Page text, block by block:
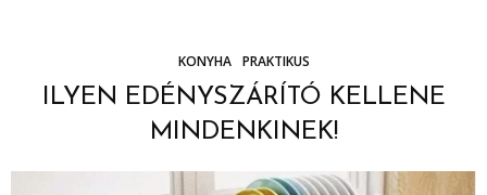
KONYHA PRAKTIKUS
ILYEN EDÉNYSZÁRÍTÓ KELLENE
MINDENKINEK!